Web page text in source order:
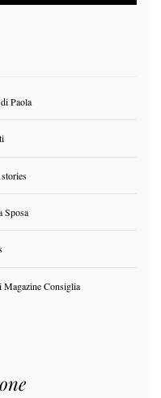
Paola
Sposa
Magazine Consiglia